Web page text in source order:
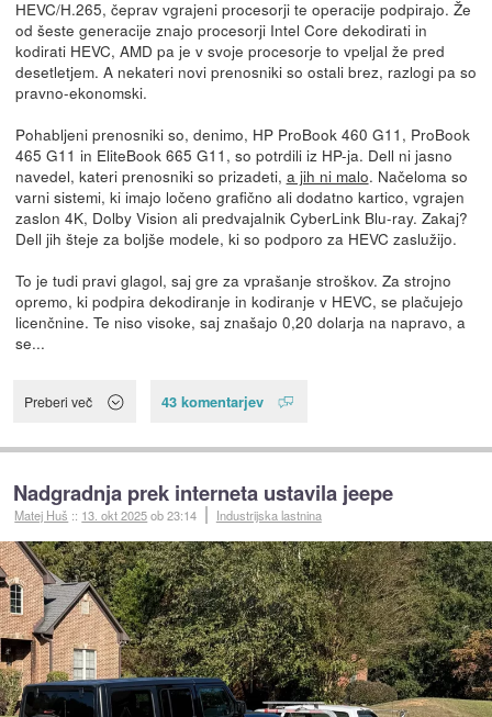
HEVC/H.265, čeprav vgrajeni procesorji te operacije podpirajo. Že
od šeste generacije znajo procesorji Intel Core dekodirati in
kodirati HEVC, AMD pa je v svoje procesorje to vpeljal že pred
desetletjem. A nekateri novi prenosniki so ostali brez, razlogi pa so
pravno-ekonomski.
Pohabljeni prenosniki so, denimo, HP ProBook 460 G11, ProBook
465 G11 in EliteBook 665 G11, so potrdili iz HP-ja. Dell ni jasno
navedel, kateri prenosniki so prizadeti, a jih ni malo. Načeloma so
varni sistemi, ki imajo ločeno grafično ali dodatno kartico, vgrajen
zaslon 4K, Dolby Vision ali predvajalnik CyberLink Blu-ray. Zakaj?
Dell jih šteje za boljše modele, ki so podporo za HEVC zaslužijo.
To je tudi pravi glagol, saj gre za vprašanje stroškov. Za strojno
opremo, ki podpira dekodiranje in kodiranje v HEVC, se plačujejo
licenčnine. Te niso visoke, saj znašajo 0,20 dolarja na napravo, a
se...
Preberi več 43 komentarjev
Nadgradnja prek interneta ustavila jeepe
Matej Huš :: 13. okt 2025ob 23:14 Industrijska lastnina